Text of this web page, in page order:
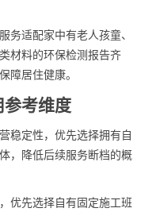
务适配家中有老人孩童、
材料的环保检测报告齐
障居住健康。
参考维度
稳定性，优先选择拥有自
，降低后续服务断档的概
优先选择自有固定施工班